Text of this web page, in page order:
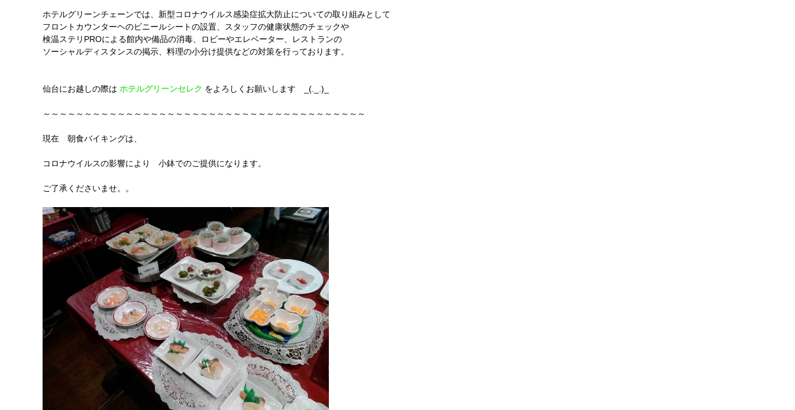
ホテルグリーンチェーンでは、新型コロナウイルス感染症拡大防止についての取り組みとして
フロントカウンターヘのビニールシートの設置、スタッフの健康状態のチェックや
検温ステリPROによる館内や備品の消毒、ロビーやエレベーター、レストランの
ソーシャルディスタンスの掲示、料理の小分け提供などの対策を行っております。
仙台にお越しの際は ホテルグリーンセレク をよろしくお願いします _(._.)_
～～～～～～～～～～～～～～～～～～～～～～～～～～～～～～～～～～～～～～～
現在 朝食バイキングは、
コロナウイルスの影響により 小鉢でのご提供になります。
ご了承くださいませ。。